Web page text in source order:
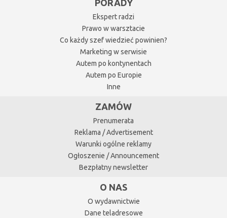
PORADY
Ekspert radzi
Prawo w warsztacie
Co każdy szef wiedzieć powinien?
Marketing w serwisie
Autem po kontynentach
Autem po Europie
Inne
ZAMÓW
Prenumerata
Reklama / Advertisement
Warunki ogólne reklamy
Ogłoszenie / Announcement
Bezpłatny newsletter
O NAS
O wydawnictwie
Dane teladresowe